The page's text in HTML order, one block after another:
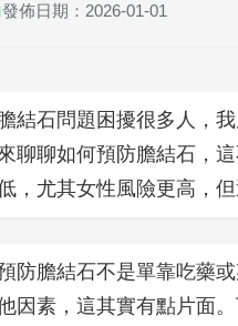
發佈日期：2026-01-01
結石問題困擾很多人，
聊聊如何預防膽結石，
，尤其女性風險更高，
防膽結石不是單靠吃藥
因素，這其實有點片面